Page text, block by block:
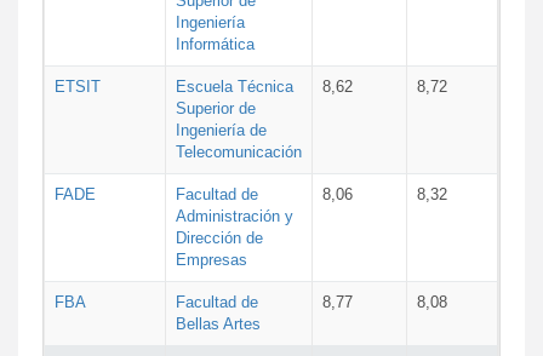
Ingeniería
Informática
ETSIT
Escuela Técnica
Superior de
Ingeniería de
Telecomunicación
8,62 8,72
FADE
Facultad de
Administración y
Dirección de
Empresas
8,06 8,32
FBA
Facultad de
Bellas Artes
8,77 8,08